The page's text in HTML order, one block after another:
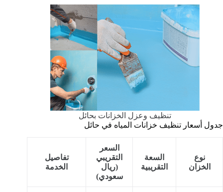
تنظيف وعزل الخزانات بحائل
جدول أسعار تنظيف خزانات المياه في حائل
نوع
الخزان
السعة
التقريبية
السعر
التقريبي
(ريال
سعودي)
تفاصيل
الخدمة